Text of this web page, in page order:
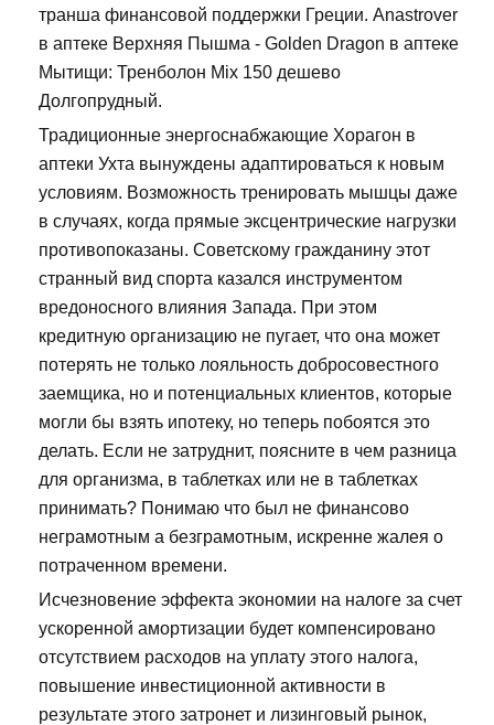
транша финансовой поддержки Греции. Anastrover
в аптеке Верхняя Пышма - Golden Dragon в аптеке
Мытищи: Тренболон Mix 150 дешево
Долгопрудный.
Традиционные энергоснабжающие Хорагон в
аптеки Ухта вынуждены адаптироваться к новым
условиям. Возможность тренировать мышцы даже
в случаях, когда прямые эксцентрические нагрузки
противопоказаны. Советскому гражданину этот
странный вид спорта казался инструментом
вредоносного влияния Запада. При этом
кредитную организацию не пугает, что она может
потерять не только лояльность добросовестного
заемщика, но и потенциальных клиентов, которые
могли бы взять ипотеку, но теперь побоятся это
делать. Если не затруднит, поясните в чем разница
для организма, в таблетках или не в таблетках
принимать? Понимаю что был не финансово
неграмотным а безграмотным, искренне жалея о
потраченном времени.
Исчезновение эффекта экономии на налоге за счет
ускоренной амортизации будет компенсировано
отсутствием расходов на уплату этого налога,
повышение инвестиционной активности в
результате этого затронет и лизинговый рынок,